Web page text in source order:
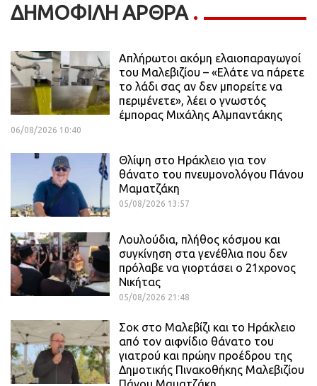
ΔΗΜΟΦΙΛΗ ΑΡΘΡΑ
Απλήρωτοι ακόμη ελαιοπαραγωγοί
του Μαλεβιζίου – «Ελάτε να πάρετε
το λάδι σας αν δεν μπορείτε να
περιμένετε», λέει ο γνωστός
έμπορας Μιχάλης Αλμπαντάκης
06/08/2026 10:40
Θλίψη στο Ηράκλειο για τον
θάνατο του πνευμονολόγου Πάνου
Μαματζάκη
05/08/2026 13:57
Λουλούδια, πλήθος κόσμου και
συγκίνηση στα γενέθλια που δεν
πρόλαβε να γιορτάσει ο 21χρονος
Νικήτας
05/08/2026 21:48
Σοκ στο Μαλεβίζι και το Ηράκλειο
από τον αιφνίδιο θάνατο του
γιατρού και πρώην προέδρου της
Δημοτικής Πινακοθήκης Μαλεβιζίου